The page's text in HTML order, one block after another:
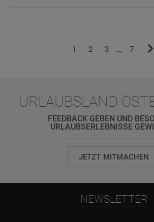
1 2 3 … 7
URLAUBSLAND
FEEDBACK GEBEN UND
URLAUBSERLEBNISSE
JETZT MITMACHEN
NEWSLETTER